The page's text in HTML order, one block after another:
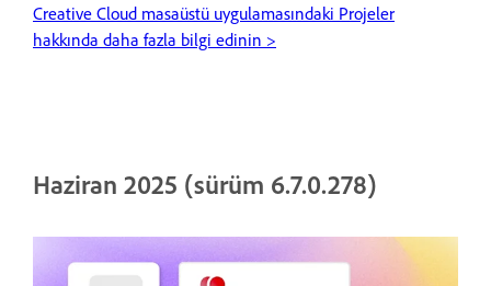
Creative Cloud masaüstü uygulamasındaki Projeler
hakkında daha fazla bilgi edinin >
Haziran 2025 (sürüm 6.7.0.278)